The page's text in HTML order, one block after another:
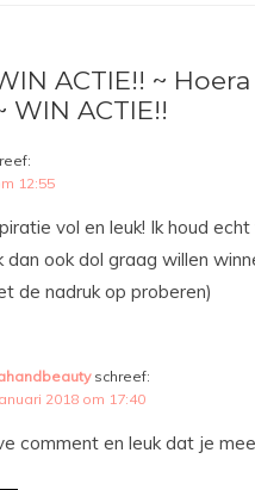
ACTIE!! ~
WIN ACTIE!!
12:55
vol en leuk! Ik houd
dan ook dol graag willen
de nadruk op proberen)
schreef:
2018 om 17:40
comment en leuk dat je